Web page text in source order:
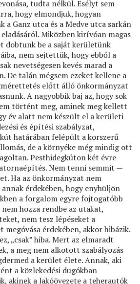
tudta nélkül. Esélyt sem
hogy elmondjuk, hogyan
a Ganz utca és a Medve utca sarkán
Miközben kirívóan magas
dobtunk be a saját kerületünk
nem sejtettük, hogy ebből a
nevetségesen kevés marad a
De talán mégsem ezeket kellene a
előtt álló önkormányzat
A nagyobbik baj az, hogy sok
történt meg, aminek meg kellett
év alatt nem készült el a kerületi
és építési szabályzat,
határában felépült a korszerű
de a környéke még mindig ott
Pesthidegkúton két évre
Nem tenni semmit —
Ha az önkormányzat nem
annak érdekében, hogy enyhüljön
a forgalom egyre fojtogatóbb
hozza rendbe az utakat,
nem tesz lépéseket a
megóvása érdekében, akkor hibázik.
„csak” hiba. Mert az elmaradt
a meg nem alkotott szabályozás
a kerület élete. Annak, aki
a közlekedési dugókban
akinek a lakóövezete a teherautók